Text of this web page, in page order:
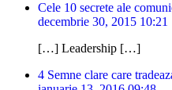
Cele 10 secrete ale
decembrie 30, 2015 10:21
[…] Leadership […]
4 Semne clare care